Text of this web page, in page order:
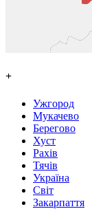
+
Ужгород
Мукачево
Берегово
Хуст
Рахів
Тячів
Україна
Світ
Закарпаття